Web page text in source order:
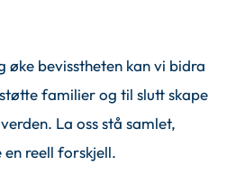
øke bevisstheten kan vi bidra
familier og til slutt skape
La oss stå samlet,
reell forskjell.